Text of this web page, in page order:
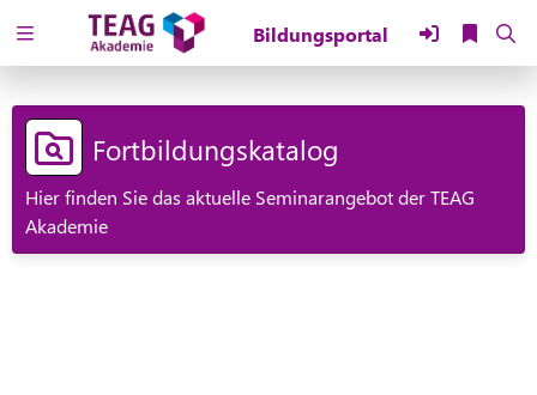
Zuklappen
Loading
Loading
Loading
Fortbildungskatalog
Hier finden Sie das aktuelle Seminarangebot der TEAG
Akademie